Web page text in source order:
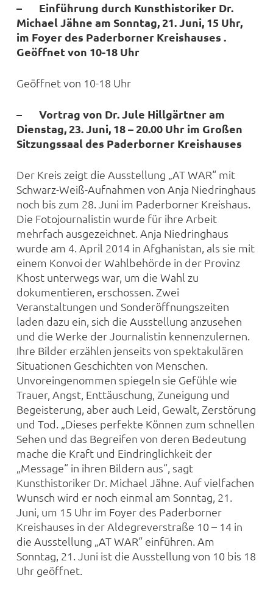
– Einführung durch Kunsthistoriker Dr.
Michael Jähne am Sonntag, 21. Juni, 15 Uhr,
im Foyer des Paderborner Kreishauses .
Geöffnet von 10-18 Uhr
Geöffnet von 10-18 Uhr
– Vortrag von Dr. Jule Hillgärtner am
Dienstag, 23. Juni, 18 – 20.00 Uhr im Großen
Sitzungssaal des Paderborner Kreishauses
Der Kreis zeigt die Ausstellung „AT WAR“ mit
Schwarz-Weiß-Aufnahmen von Anja Niedringhaus
noch bis zum 28. Juni im Paderborner Kreishaus.
Die Fotojournalistin wurde für ihre Arbeit
mehrfach ausgezeichnet. Anja Niedringhaus
wurde am 4. April 2014 in Afghanistan, als sie mit
einem Konvoi der Wahlbehörde in der Provinz
Khost unterwegs war, um die Wahl zu
dokumentieren, erschossen. Zwei
Veranstaltungen und Sonderöffnungszeiten
laden dazu ein, sich die Ausstellung anzusehen
und die Werke der Journalistin kennenzulernen.
Ihre Bilder erzählen jenseits von spektakulären
Situationen Geschichten von Menschen.
Unvoreingenommen spiegeln sie Gefühle wie
Trauer, Angst, Enttäuschung, Zuneigung und
Begeisterung, aber auch Leid, Gewalt, Zerstörung
und Tod. „Dieses perfekte Können zum schnellen
Sehen und das Begreifen von deren Bedeutung
mache die Kraft und Eindringlichkeit der
„Message“ in ihren Bildern aus“, sagt
Kunsthistoriker Dr. Michael Jähne. Auf vielfachen
Wunsch wird er noch einmal am Sonntag, 21.
Juni, um 15 Uhr im Foyer des Paderborner
Kreishauses in der Aldegreverstraße 10 – 14 in
die Ausstellung „AT WAR“ einführen. Am
Sonntag, 21. Juni ist die Ausstellung von 10 bis 18
Uhr geöffnet.